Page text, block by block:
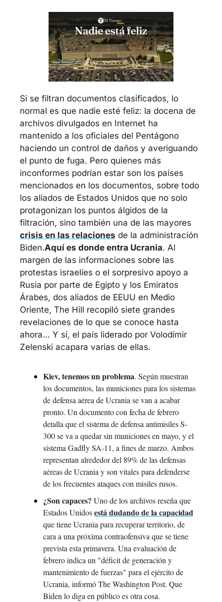
Si se filtran documentos clasificados, lo
normal es que nadie esté feliz: la docena de
archivos divulgados en Internet ha
mantenido a los oficiales del Pentágono
haciendo un control de daños y averiguando
el punto de fuga. Pero quienes más
inconformes podrían estar son los países
mencionados en los documentos, sobre todo
los aliados de Estados Unidos que no solo
protagonizan los puntos álgidos de la
crisis en las relaciones de la administración
Biden.Aquí es donde entra Ucrania. Al
margen de las informaciones sobre las
protestas israelíes o el sorpresivo apoyo a
Rusia por parte de Egipto y los Emiratos
Árabes, dos aliados de EEUU en Medio
Oriente, The Hill recopiló siete grandes
revelaciones de lo que se conoce hasta
ahora… Y sí, el país liderado por Volodímir
Zelenski acapara varias de ellas.
Kiev, tenemos un problema. Según muestran
los documentos, las municiones para los sistemas
de defensa aérea de Ucrania se van a acabar
pronto. Un documento con fecha de febrero
detalla que el sistema de defensa antimisiles S-
300 se va a quedar sin municiones en mayo, y el
sistema Gadfly SA-11, a fines de marzo. Ambos
representan alrededor del 89% de las defensas
aéreas de Ucrania y son vitales para defenderse
de los frecuentes ataques con misiles rusos.
¿Son capaces? Uno de los archivos reseña que
Estados Unidos está dudando de la capacidad
que tiene Ucrania para recuperar territorio, de
cara a una próxima contraofensiva que se tiene
prevista esta primavera. Una evaluación de
febrero indica un "déficit de generación y
mantenimiento de fuerzas" para el ejército de
Ucrania, informó The Washington Post. Que
Biden lo diga en público es otra cosa.